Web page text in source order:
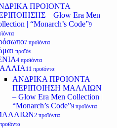
ΠΡΟΙΟΝΤΑ
– Glow Era Men
| “Monarch’s Code”9
7 προϊόντα
1 προϊόν
4 προϊόντα
11 προϊόντα
ΑΝΔΡΙΚΑ ΠΡΟΙΟΝΤΑ
ΠΕΡΙΠΟΙΗΣΗ ΜΑΛΛΙΩΝ
– Glow Era Men Collection |
“Monarch’s Code”9 προϊόντα
2 προϊόντα